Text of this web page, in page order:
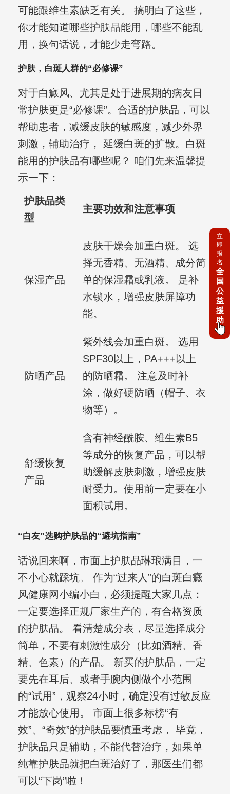
可能跟维生素缺乏有关。 搞明白了这些，
你才能知道哪些护肤品能用，哪些不能乱
用，换句话说，才能少走弯路。
护肤，白斑人群的“必修课”
对于白癜风、尤其是处于进展期的病友日
常护肤更是“必修课”。合适的护肤品，可以
帮助患者，减缓皮肤的敏感度，减少外界
刺激，辅助治疗， 延缓白斑的扩散。白斑
能用的护肤品有哪些呢？ 咱们先来温馨提
示一下：
护肤品类
型
主要功效和注意事项
保湿产品
皮肤干燥会加重白斑。 选
择无香精、无酒精、成分简
单的保湿霜或乳液。 是补
水锁水，增强皮肤屏障功
能。
防晒产品
紫外线会加重白斑。 选用
SPF30以上，PA+++以上
的防晒霜。 注意及时补
涂，做好硬防晒（帽子、衣
物等）。
舒缓恢复
产品
含有神经酰胺、维生素B5
等成分的恢复产品，可以帮
助缓解皮肤刺激，增强皮肤
耐受力。使用前一定要在小
面积试用。
“白友”选购护肤品的“避坑指南”
话说回来啊，市面上护肤品琳琅满目，一
不小心就踩坑。 作为“过来人”的白斑白癜
风健康网小编小白，必须提醒大家几点：
一定要选择正规厂家生产的，有合格资质
的护肤品。 看清楚成分表，尽量选择成分
简单，不要有刺激性成分（比如酒精、香
精、色素）的产品。 新买的护肤品，一定
要先在耳后、或者手腕内侧做个小范围
的“试用”，观察24小时，确定没有过敏反应
才能放心使用。 市面上很多标榜“有
效”、“奇效”的护肤品要慎重考虑， 毕竟，
护肤品只是辅助，不能代替治疗，如果单
纯靠护肤品就把白斑治好了，那医生们都
可以“下岗”啦！
立
即
报
名
全
国
公
益
援
助